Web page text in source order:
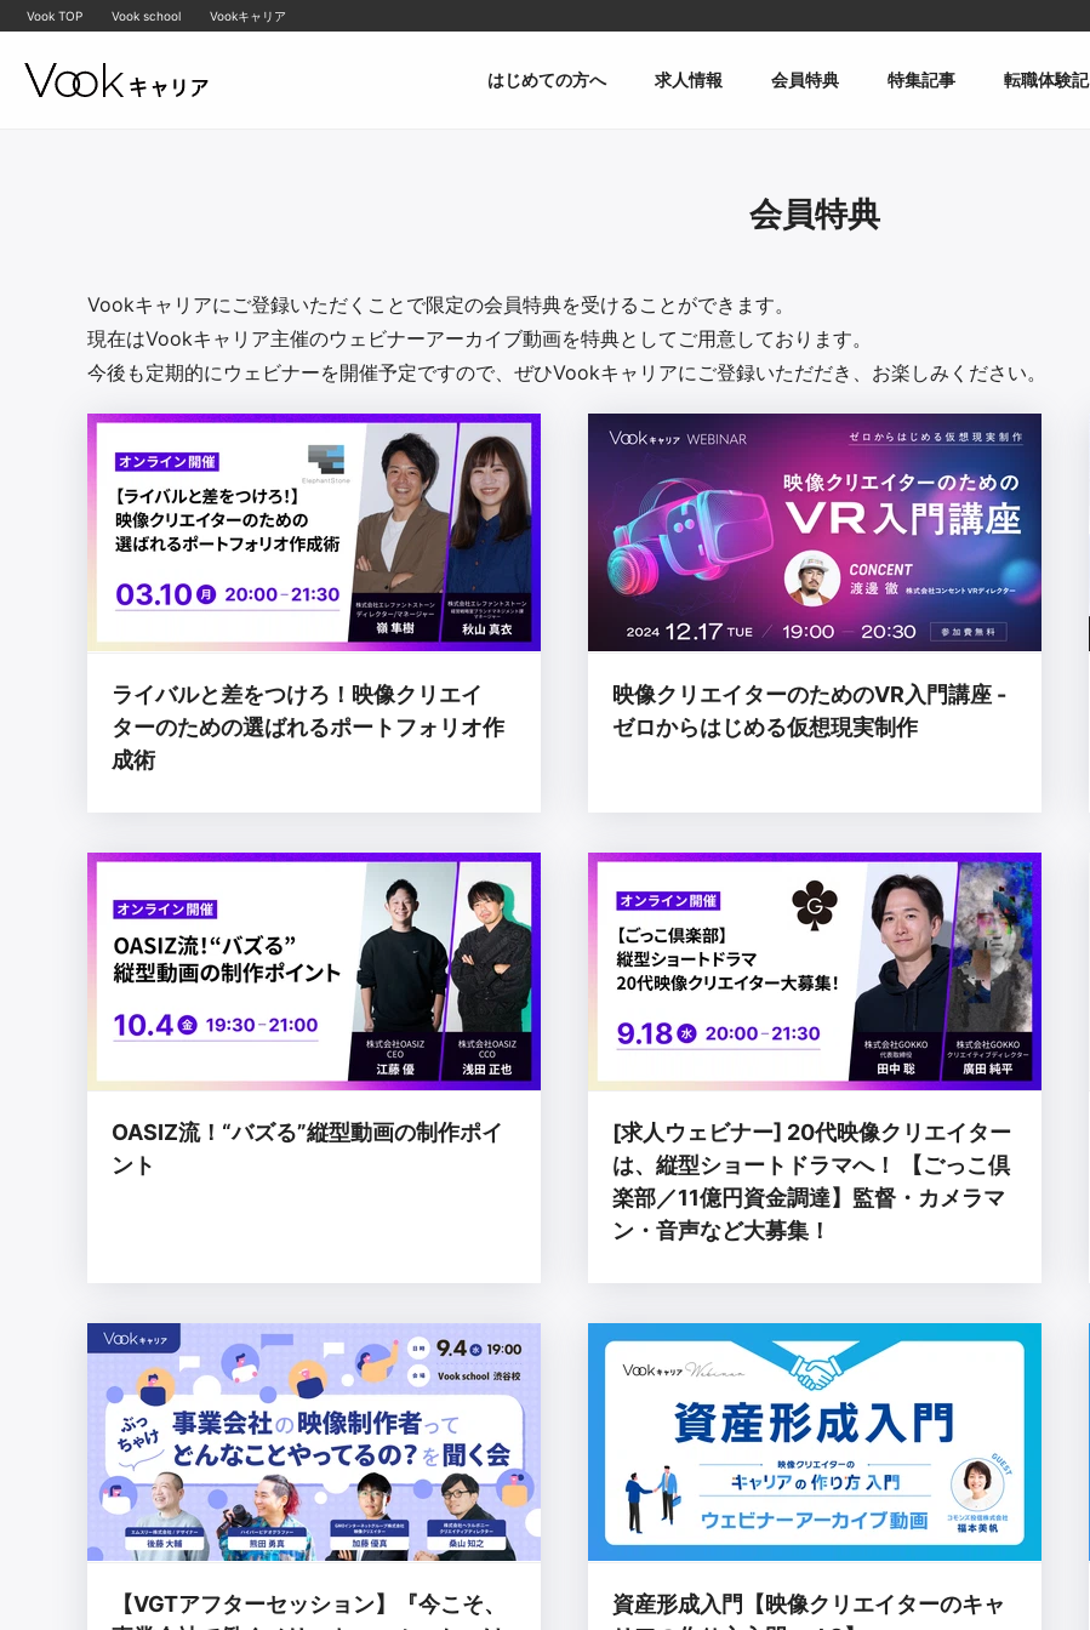
Vook TOP Vook school Vookキャリア
はじめての方へ 求人情報 会員特典 特集記事 転職体験記
会員特典
Vookキャリアにご登録いただくことで限定の会員特典を受けることができます。
現在はVookキャリア主催のウェビナーアーカイブ動画を特典としてご用意しております。
今後も定期的にウェビナーを開催予定ですので、ぜひVookキャリアにご登録いただだき、お楽しみください。
ライバルと差をつけろ！映像クリエイ
ターのための選ばれるポートフォリオ作
成術
映像クリエイターのためのVR入門講座 -
ゼロからはじめる仮想現実制作
OASIZ流！“バズる”縦型動画の制作ポイ
ント
[求人ウェビナー] 20代映像クリエイター
は、縦型ショートドラマへ！ 【ごっこ倶
楽部／11億円資金調達】監督・カメラマ
ン・音声など大募集！
【VGTアフターセッション】『今こそ、
資産形成入門【映像クリエイターのキャ